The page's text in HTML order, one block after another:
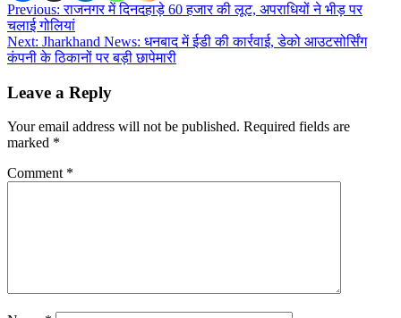
Post
navigation
Previous: राजनगर में दिनदहाड़े 60 हजार की लूट, अपराधियों ने भीड़ पर
चलाई गोलियां
Next: Jharkhand News: धनबाद में ईडी की कार्रवाई, डेको आउटसोर्सिंग
कंपनी के ठिकानों पर बड़ी छापेमारी
Leave a Reply
Your email address will not be published. Required fields are
marked *
Comment *